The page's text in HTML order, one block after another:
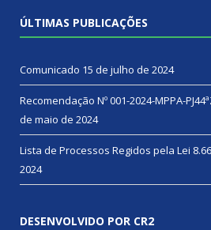
ÚLTIMAS PUBLICAÇÕES
Comunicado 15 de julho de 2024
Recomendação Nº 001-2024-MPPA-
de maio de 2024
Lista de Processos Regidos pela Lei
2024
DESENVOLVIDO POR CR2